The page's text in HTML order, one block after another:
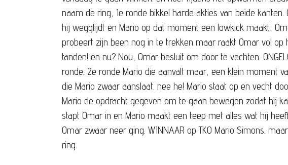
naam de ring, 1e ronde bikkel harde akties van beide
hij wegglijdt en Mario op dat moment een lowkick maakt,
probeert zijn been nog in te trekken maar raakt Omar vol op
tanden! en nu? Nou, Omar besluit om door te vechten.
ronde. 2e ronde Mario die aanvalt maar, een klein moment
die Mario zwaar aanslaat. nee he! Mario staat op en vecht
Mario de opdracht gegeven om te gaan bewegen zodat hij
stapt Omar in en Mario maakt een teep met alles wat hij
Omar zwaar neer ging. WINNAAR op TKO Mario Simons.
ring.